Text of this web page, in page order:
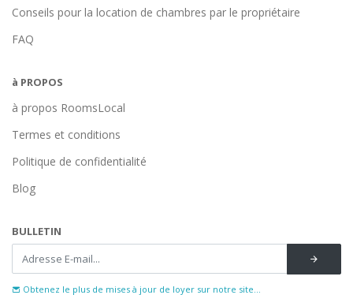
Conseils pour la location de chambres par le propriétaire
FAQ
à PROPOS
à propos RoomsLocal
Termes et conditions
Politique de confidentialité
Blog
BULLETIN
Obtenez le plus de mises à jour de loyer sur notre site...